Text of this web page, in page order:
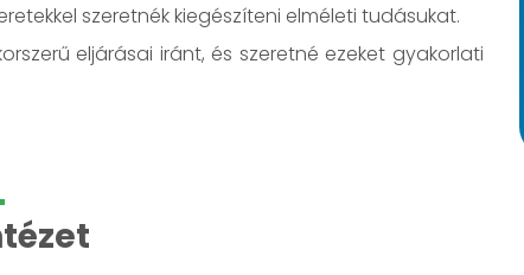
szeretnék kiegészíteni elméleti tudásukat.
eljárásai iránt, és szeretné ezeket gyakorlati